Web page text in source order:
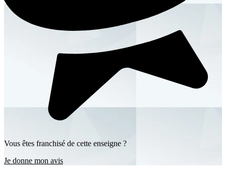
Vous êtes franchisé de cette enseigne ?
Je donne mon avis